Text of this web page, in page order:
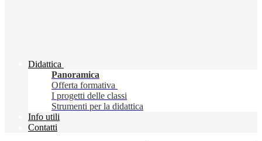
Didattica
Panoramica
Offerta formativa
I progetti delle classi
Strumenti per la didattica
Info utili
Contatti